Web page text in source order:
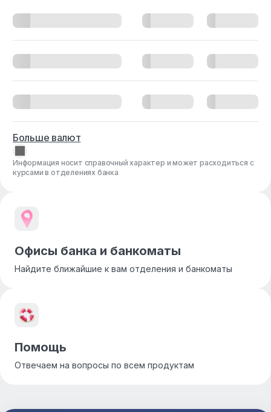
Больше валют
Информация носит справочный характер и может расходиться с
курсами в отделениях банка
Офисы банка и банкоматы
Найдите ближайшие к вам отделения и банкоматы
Помощь
Отвечаем на вопросы по всем продуктам